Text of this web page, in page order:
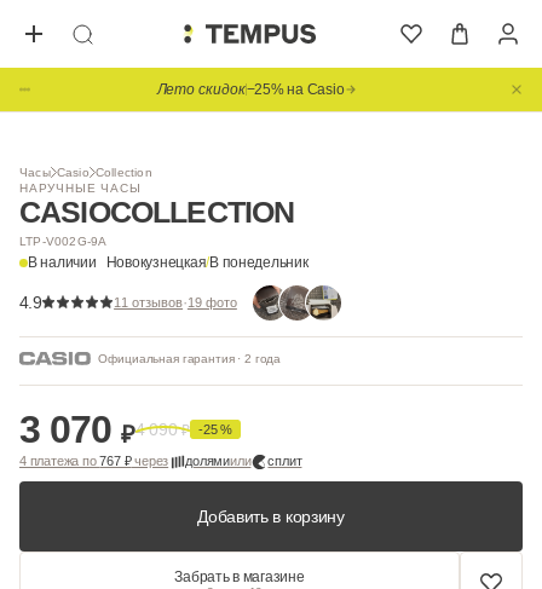
Лето скидок−25% на Casio
Часы Casio Collection
НАРУЧНЫЕ ЧАСЫ
CASIOCOLLECTION
LTP-V002G-9A
В наличии Новокузнецкая/В понедельник
4.9 11 отзывов·19 фото
Официальная гарантия · 2 года
1/ 3
3 070 ₽4 090₽ -25 %
4 платежа по767 ₽через долямиили сплит
Добавить в корзину
Забрать в магазине